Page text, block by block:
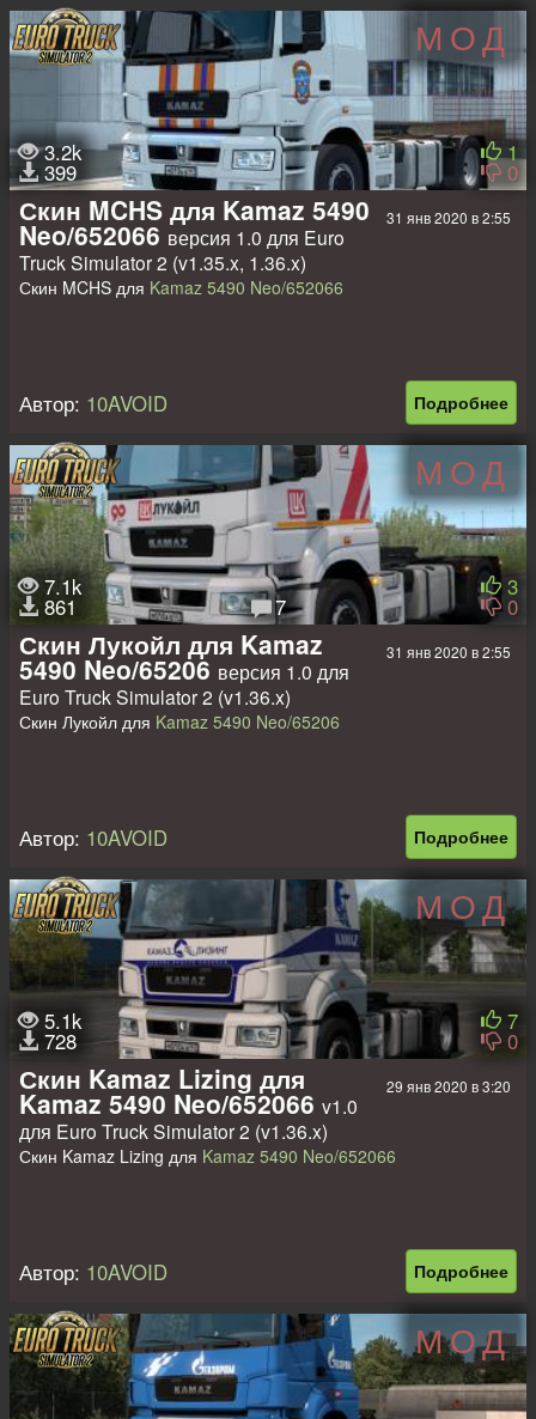
МОД
3.2k
399
1
0
31 янв 2020 в 2:55
Скин MCHS для Kamaz 5490
Neo/652066 версия 1.0 для Euro
Truck Simulator 2 (v1.35.x, 1.36.x)
Скин MCHS для Kamaz 5490 Neo/652066
Подробнее
Автор: 10AVOID
МОД
7.1k
861 7
3
0
31 янв 2020 в 2:55
Скин Лукойл для Kamaz
5490 Neo/65206 версия 1.0 для
Euro Truck Simulator 2 (v1.36.x)
Скин Лукойл для Kamaz 5490 Neo/65206
Подробнее
Автор: 10AVOID
МОД
5.1k
728
7
0
29 янв 2020 в 3:20
Скин Kamaz Lizing для
Kamaz 5490 Neo/652066 v1.0
для Euro Truck Simulator 2 (v1.36.x)
Скин Kamaz Lizing для Kamaz 5490 Neo/652066
Подробнее
Автор: 10AVOID
МОД